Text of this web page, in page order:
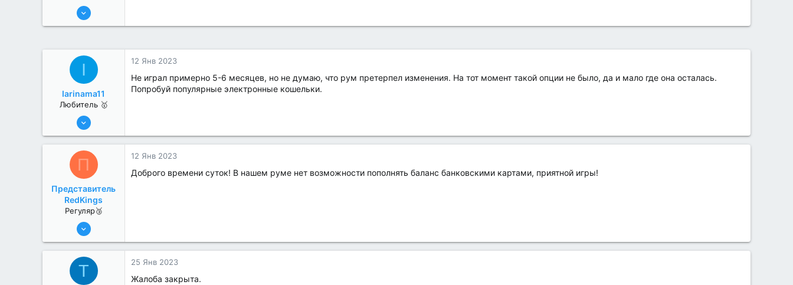
25 Июл 2022
I
Iarinama11
Любитель 🥇
25 Июл 2022
1
12 Янв 2023
Не играл примерно 5-6 месяцев, но не думаю, что рум претерпел изменения. На тот момент такой опции не было, да и мало где она осталась.
Попробуй популярные электронные кошельки.
П
Представитель
RedKings
Регуляр🥉
9 Сен 2022
0
12 Янв 2023
Доброго времени суток! В нашем руме нет возможности пополнять баланс банковскими картами, приятной игры!
T 25 Янв 2023
Жалоба закрыта.